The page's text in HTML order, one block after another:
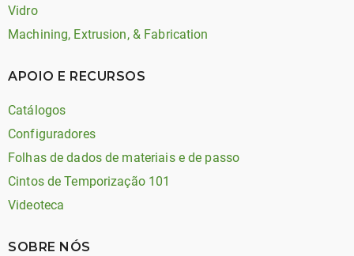
Vidro
Machining, Extrusion, & Fabrication
APOIO E RECURSOS
Catálogos
Configuradores
Folhas de dados de materiais e de passo
Cintos de Temporização 101
Videoteca
SOBRE NÓS